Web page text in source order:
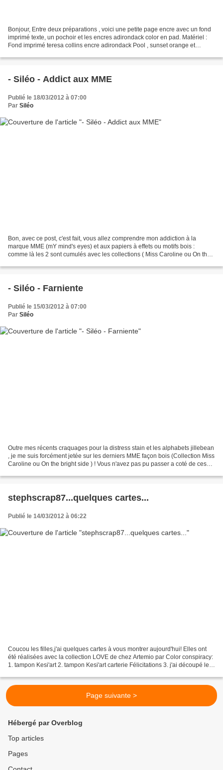
Bonjour, Entre deux préparations , voici une petite page encre avec un fond
imprimé texte, un pochoir et les encres adirondack color en pad. Matériel :
Fond imprimé teresa collins encre adirondack Pool , sunset orange et
- Siléo - Addict aux MME
Publié le 18/03/2012 à 07:00
Par Siléo
Bon, avec ce post, c'est fait, vous allez comprendre mon addiction à la
marque MME (mY mind's eyes) et aux papiers à effets ou motifs bois :
comme là les 2 sont cumulés avec les collections ( Miss Caroline ou On the
- Siléo - Farniente
Publié le 15/03/2012 à 07:00
Par Siléo
Outre mes récents craquages pour la distress stain et les alphabets jillebean
, je me suis forcément jetée sur les derniers MME façon bois (Collection Miss
Caroline ou On the bright side ) ! Vous n'avez pas pu passer a coté de ces
stephscrap87...quelques cartes...
Publié le 14/03/2012 à 06:22
Coucou les filles,j'ai quelques cartes à vous montrer aujourd'hui! Elles ont
été réalisées avec la collection LOVE de chez Artemio par Color conspiracy:
1. tampon Kesi'art 2. tampon Kesi'art carterie Félicitations 3. j'ai découpé le
Page suivante >
Hébergé par Overblog
Top articles
Pages